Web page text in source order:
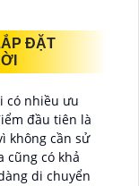
ĐẶT
có nhiều ưu
đầu tiên là
không cần sử
cũng có khả
di chuyển